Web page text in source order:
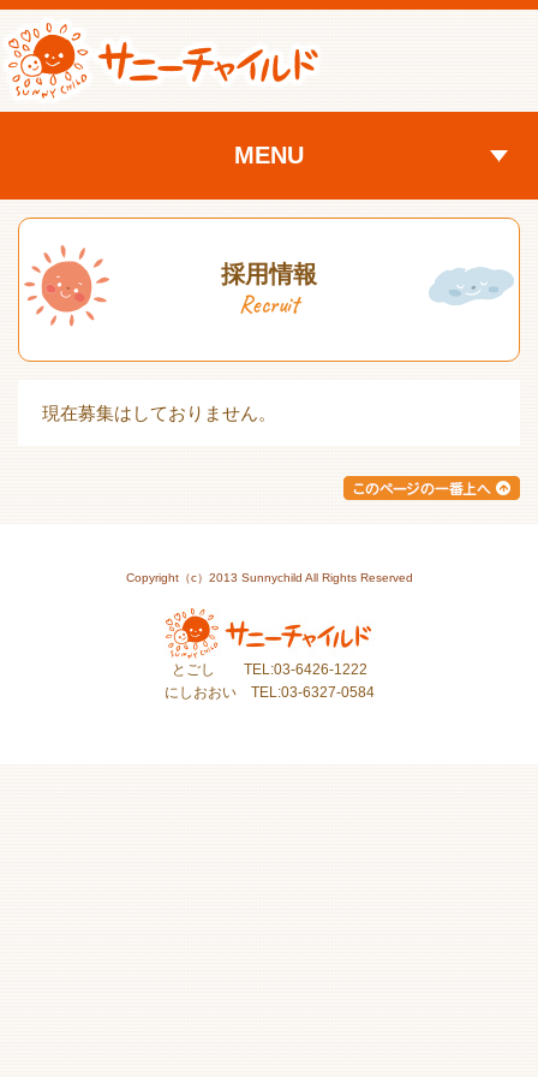
MENU
採用情報
Recruit
現在募集はしておりません。
Copyright（c）2013 Sunnychild All Rights Reserved
とごし TEL:03-6426-1222
にしおおい TEL:03-6327-0584